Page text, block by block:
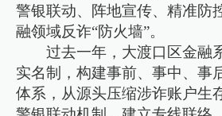
警银联动、阵地宣传、精准防
融领域反诈“防火墙”。
过去一年，大渡口区金融
实名制，构建事前、事中、事
体系，从源头压缩涉诈账户生